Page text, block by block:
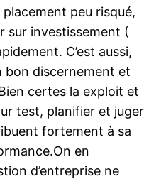
peu risqué,
sur investissement (
C’est aussi,
bon discernement et
certes la exploit et
test, planifier et juger
fortement à sa
en
d’entreprise ne